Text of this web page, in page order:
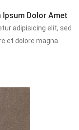
Ipsum Dolor Amet
adipisicing elit, sed
et dolore magna